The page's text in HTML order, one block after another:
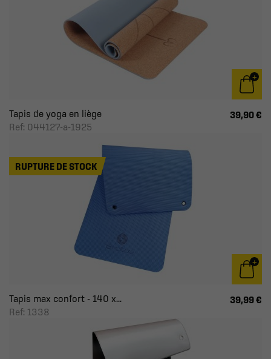
Tapis de yoga en liège
Ref: 044127-a-1925
39,90 €
Tapis max confort - 140 x...
Ref: 1338
39,99 €
RUPTURE DE STOCK